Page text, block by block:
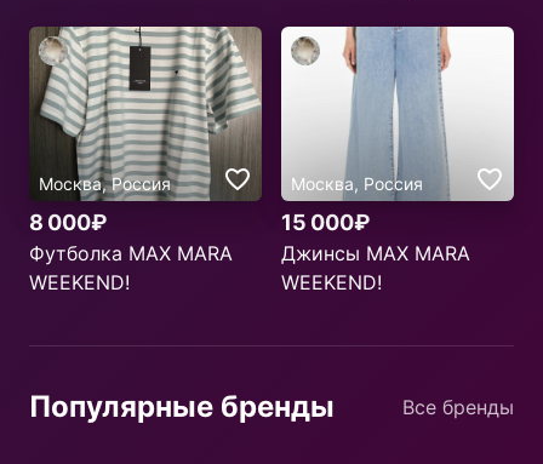
Москва, Россия
8 000₽
Футболка MAX MARA
WEEKEND!
Москва, Россия
15 000₽
Джинсы MAX MARA
WEEKEND!
Популярные бренды Все бренды